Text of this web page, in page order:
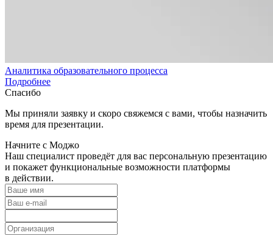
Аналитика образовательного процесса
Подробнее
Спасибо
Мы приняли заявку и скоро свяжемся с вами, чтобы назначить
время для презентации.
Начните с Моджо
Наш специалист проведёт для вас персональную презентацию
и покажет функциональные возможности платформы
в действии.